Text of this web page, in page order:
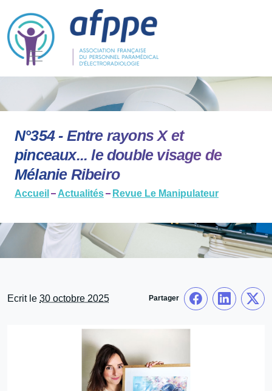
N°354 - Entre rayons X et
pinceaux... le double visage de
Mélanie Ribeiro
Accueil Actualités Revue Le Manipulateur
Ecrit le 30 octobre 2025 Partager